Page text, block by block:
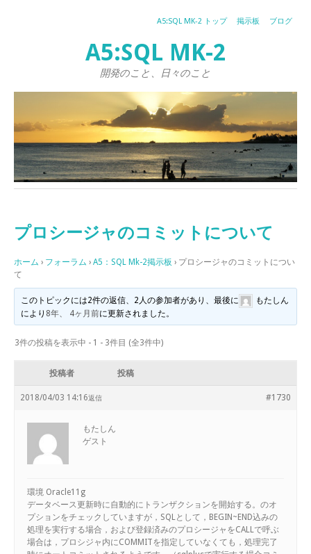
A5:SQL MK-2 トップ 掲示板 ブログ
A5:SQL MK-2
開発のこと、日々のこと
プロシージャのコミットについて
ホーム › フォーラム › A5：SQL Mk-2掲示板 › プロシージャのコミットについ
て
このトピックには2件の返信、2人の参加者があり、最後に
もたしん
により 8年、 4ヶ月前に更新されました。
3件の投稿を表示中 - 1 - 3件目 (全3件中)
投稿者 投稿
2018/04/03 14:16 #1730
返信
もたしん
ゲスト
環境 Oracle11g
データベース更新時に自動的にトランザクションを開始する。のオ
プションをチェックしていますが，SQLとして，BEGIN~END込みの
処理を実行する場合，および登録済みのプロシージャをCALLで呼ぶ
場合は，プロシジャ内にCOMMITを指定していなくても，処理完了